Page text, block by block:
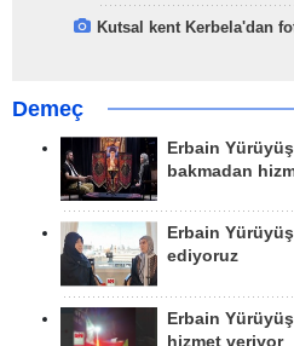
Kutsal kent Kerbela'dan
Demeç
Erbain
bakmadan
Erbain
ediyoruz
Erbain
hizmet veriyor